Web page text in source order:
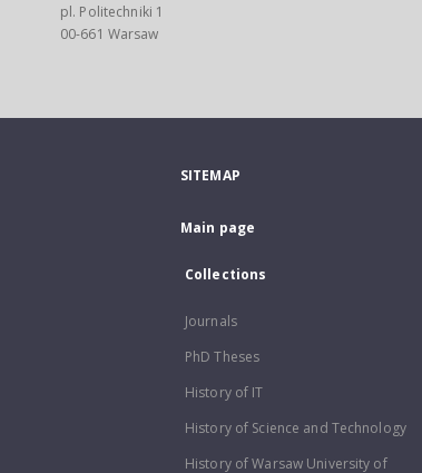
pl. Politechniki 1
00-661 Warsaw
SITEMAP
Main page
Collections
Journals
PhD Theses
History of IT
History of Science and Technology
History of Warsaw University of